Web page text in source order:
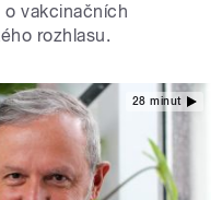
o vakcinačních
rozhlasu.
28 minut